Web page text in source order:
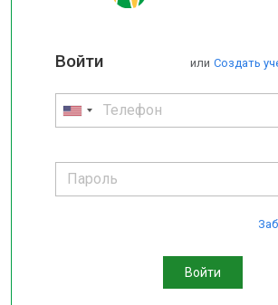
или Cоздать
Войти
Войти